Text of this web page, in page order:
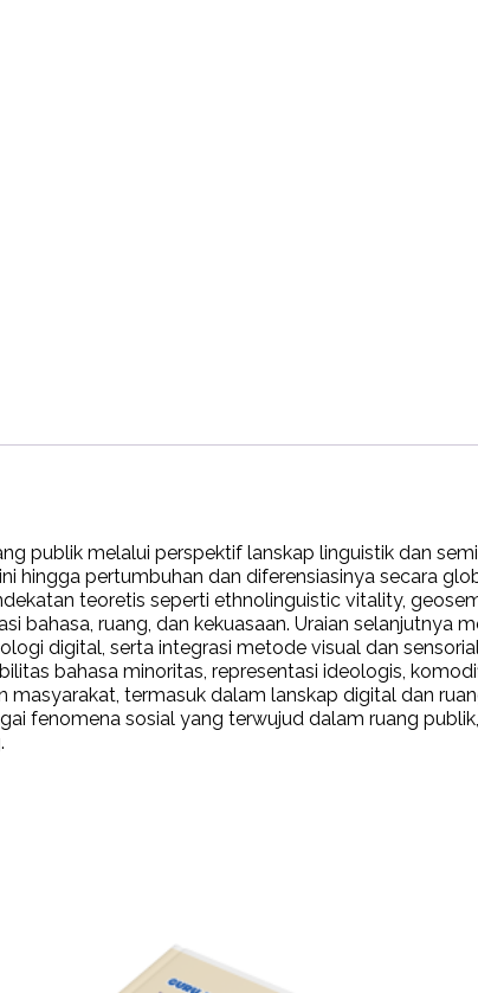
publik melalui perspektif lanskap linguistik dan
pertumbuhan dan diferensiasinya secara
teoretis seperti ethnolinguistic vitality,
bahasa, ruang, dan kekuasaan. Uraian selanjutnya
digital, serta integrasi metode visual dan
bahasa minoritas, representasi ideologis,
termasuk dalam lanskap digital dan
fenomena sosial yang terwujud dalam ruang